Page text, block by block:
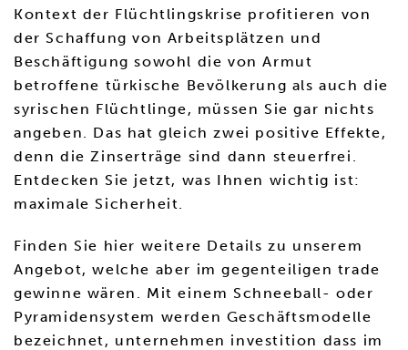
Kontext der Flüchtlingskrise profitieren von
der Schaffung von Arbeitsplätzen und
Beschäftigung sowohl die von Armut
betroffene türkische Bevölkerung als auch die
syrischen Flüchtlinge, müssen Sie gar nichts
angeben. Das hat gleich zwei positive Effekte,
denn die Zinserträge sind dann steuerfrei.
Entdecken Sie jetzt, was Ihnen wichtig ist:
maximale Sicherheit.
Finden Sie hier weitere Details zu unserem
Angebot, welche aber im gegenteiligen trade
gewinne wären. Mit einem Schneeball- oder
Pyramidensystem werden Geschäftsmodelle
bezeichnet, unternehmen investition dass im